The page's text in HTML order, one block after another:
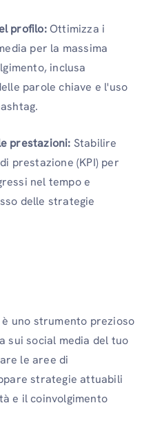
profilo:Ottimizza i
per la massima
inclusa
parole chiave e l'uso
prestazioni: Stabilire
prestazione (KPI) per
nel tempo e
delle strategie
è uno strumento prezioso
sui social media del tuo
le aree di
strategie attuabili
e il coinvolgimento